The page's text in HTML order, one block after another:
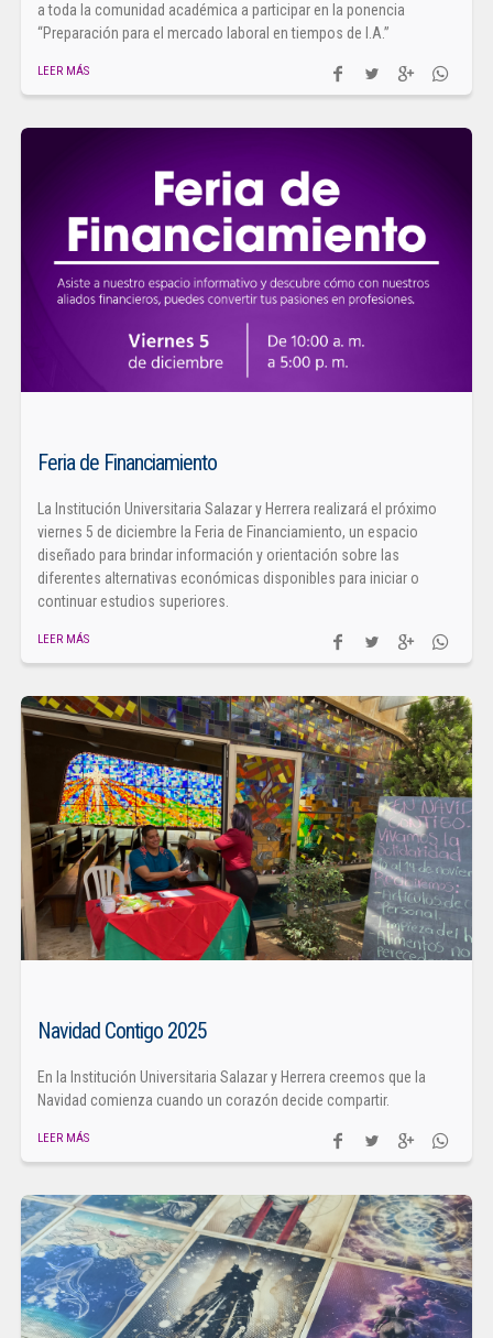
a toda la comunidad académica a participar en la ponencia
“Preparación para el mercado laboral en tiempos de I.A.”
LEER MÁS
Feria de Financiamiento
La Institución Universitaria Salazar y Herrera realizará el próximo
viernes 5 de diciembre la Feria de Financiamiento, un espacio
diseñado para brindar información y orientación sobre las
diferentes alternativas económicas disponibles para iniciar o
continuar estudios superiores.
LEER MÁS
Navidad Contigo 2025
En la Institución Universitaria Salazar y Herrera creemos que la
Navidad comienza cuando un corazón decide compartir.
LEER MÁS